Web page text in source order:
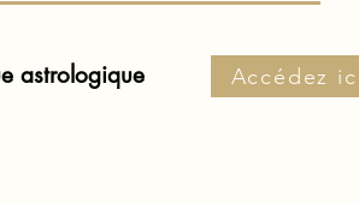
astrologique Accédez